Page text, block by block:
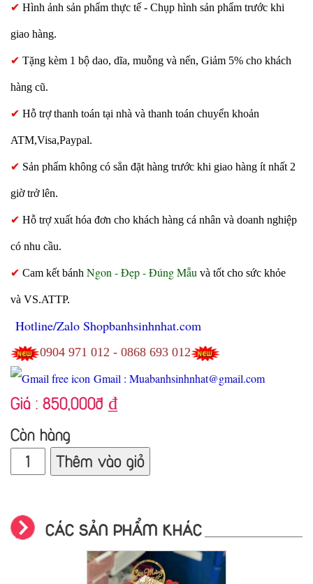
✔ Hình ảnh sản phẩm thực tế - Chụp hình sản phẩm trước khi
giao hàng.
✔ Tặng kèm 1 bộ dao, dĩa, muỗng và nến, Giảm 5% cho khách
hàng cũ.
✔ Hỗ trợ thanh toán tại nhà và thanh toán chuyển khoản
ATM,Visa,Paypal.
✔ Sản phẩm không có sẳn đặt hàng trước khi giao hàng ít nhất 2
giờ trở lên.
✔ Hỗ trợ xuất hóa đơn cho khách hàng cá nhân và doanh nghiệp
có nhu cầu.
✔ Cam kết bánh Ngon - Đẹp - Đúng Mẫu và tốt cho sức khỏe
và VS.ATTP.
Hotline/Zalo Shopbanhsinhnhat.com
0904 971 012 - 0868 693 012
Gmail : Muabanhsinhnhat@gmail.com
Giá : 850,000đ ₫
Còn hàng
Thêm vào giỏ
CÁC SẢN PHẨM KHÁC